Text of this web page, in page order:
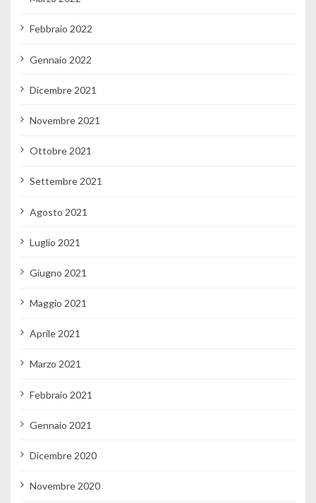
Febbraio 2022
Gennaio 2022
Dicembre 2021
Novembre 2021
Ottobre 2021
Settembre 2021
Agosto 2021
Luglio 2021
Giugno 2021
Maggio 2021
Aprile 2021
Marzo 2021
Febbraio 2021
Gennaio 2021
Dicembre 2020
Novembre 2020